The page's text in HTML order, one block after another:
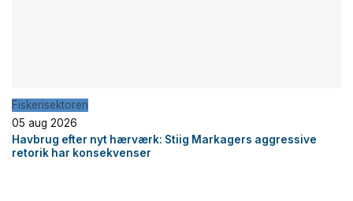
Fiskerisektoren
05 aug 2026
Havbrug efter nyt hærværk: Stiig Markagers aggressive
retorik har konsekvenser